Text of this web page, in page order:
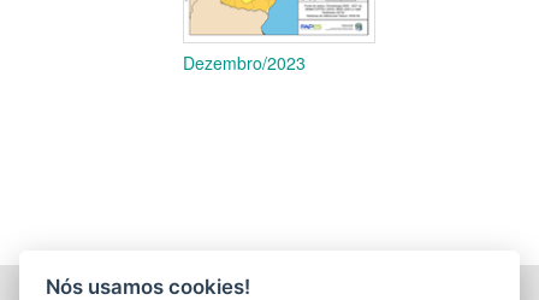
Dezembro/2023
Nós usamos cookies!